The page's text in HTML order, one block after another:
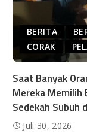
BERITA
CORAK
Saat Banyak
Mereka Memilih
Sedekah Subuh
Juli 30, 2026